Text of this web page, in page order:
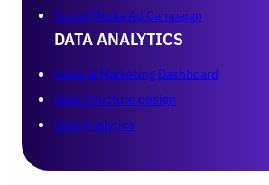
Social Media Ad Campaign
DATA ANALYTICS
Sales & Marketing Dashboard
Data Structure design
Data Analytics